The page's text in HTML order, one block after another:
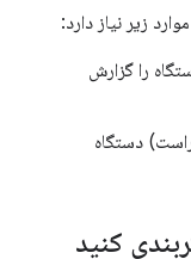
زیر نیاز دارد:
را گزارش
دستگاه
کنید